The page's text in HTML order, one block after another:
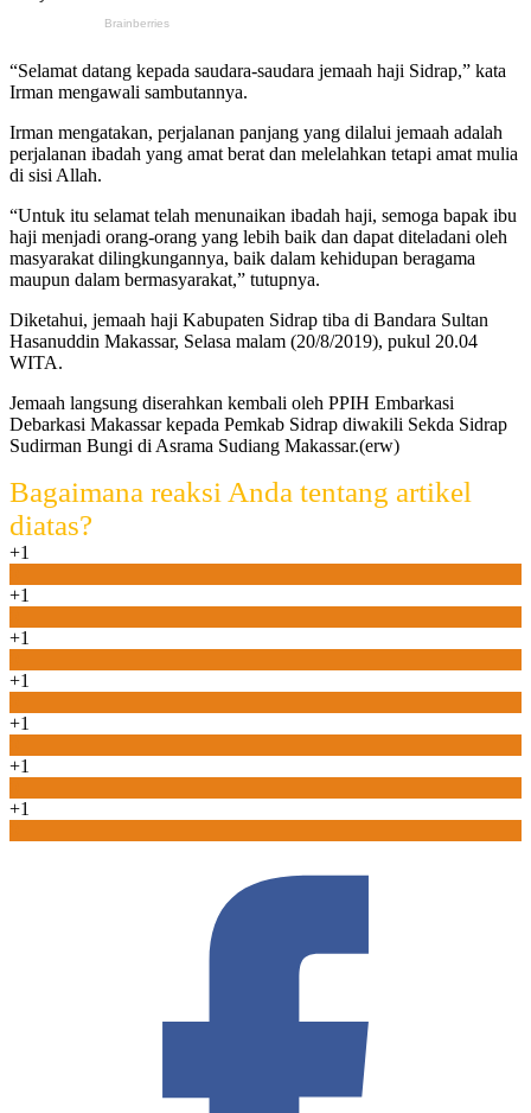
“Selamat datang kepada saudara-saudara jemaah haji Sidrap,” kata
Irman mengawali sambutannya.
Irman mengatakan, perjalanan panjang yang dilalui jemaah adalah
perjalanan ibadah yang amat berat dan melelahkan tetapi amat mulia
di sisi Allah.
“Untuk itu selamat telah menunaikan ibadah haji, semoga bapak ibu
haji menjadi orang-orang yang lebih baik dan dapat diteladani oleh
masyarakat dilingkungannya, baik dalam kehidupan beragama
maupun dalam bermasyarakat,” tutupnya.
Diketahui, jemaah haji Kabupaten Sidrap tiba di Bandara Sultan
Hasanuddin Makassar, Selasa malam (20/8/2019), pukul 20.04
WITA.
Jemaah langsung diserahkan kembali oleh PPIH Embarkasi
Debarkasi Makassar kepada Pemkab Sidrap diwakili Sekda Sidrap
Sudirman Bungi di Asrama Sudiang Makassar.(erw)
Bagaimana reaksi Anda tentang artikel
diatas?
+1
+1
+1
+1
+1
+1
+1